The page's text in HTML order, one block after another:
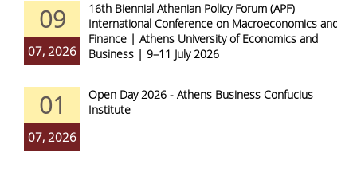
09
07, 2026
16th Biennial Athenian Policy Forum (APF)
International Conference on Macroeconomics and
Finance | Athens University of Economics and
Business | 9–11 July 2026
01
07, 2026
Open Day 2026 - Athens Business Confucius
Institute